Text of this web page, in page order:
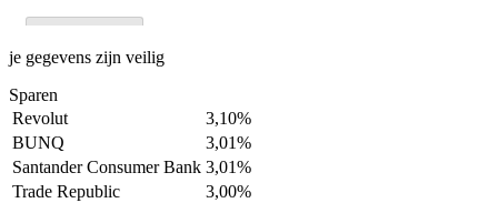
je gegevens zijn veilig
Sparen
Revolut
3,10%
BUNQ
3,01%
Santander Consumer Bank 3,01%
Trade Republic
3,00%